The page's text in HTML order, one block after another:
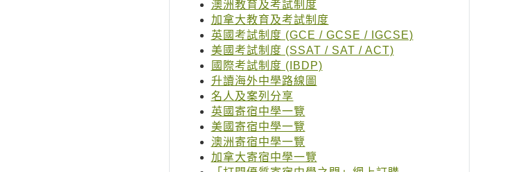
澳洲教育及考試制度
加拿大教育及考試制度
英國考試制度 (GCE / GCSE / IGCSE)
美國考試制度 (SSAT / SAT / ACT)
國際考試制度 (IBDP)
升讀海外中學路線圖
名人及案列分享
英國寄宿中學一覽
美國寄宿中學一覽
澳洲寄宿中學一覽
加拿大寄宿中學一覽